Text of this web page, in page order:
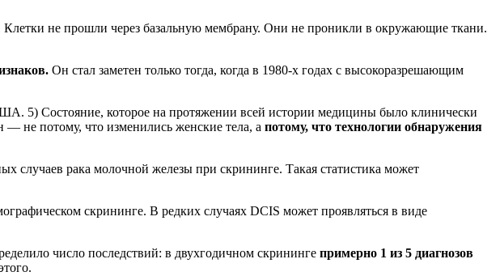
Клетки не прошли через базальную мембрану. Они не проникли в окружающие ткани.
Он стал заметен только тогда, когда в 1980-х годах с высокоразрешающим
5) Состояние, которое на протяжении всей истории медицины было клинически
— не потому, что изменились женские тела, а потому, что технологии обнаружения
случаев рака молочной железы при скрининге. Такая статистика может
скрининге. В редких случаях DCIS может проявляться в виде
число последствий: в двухгодичном скрининге примерно 1 из 5 диагнозов